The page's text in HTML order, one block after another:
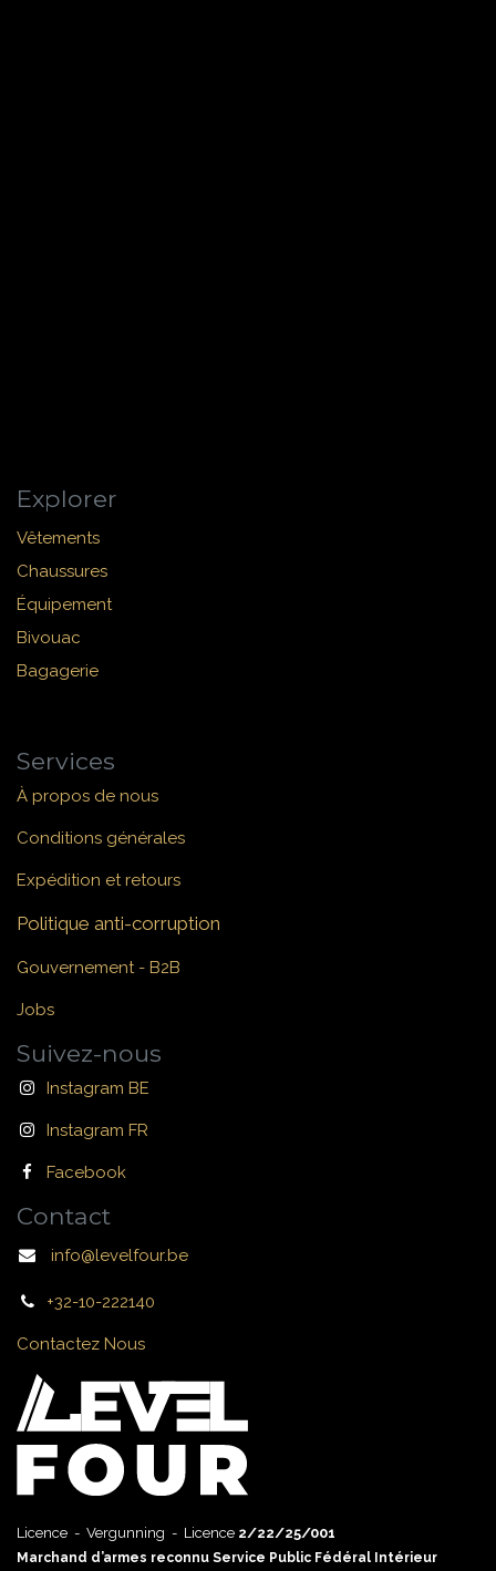
Explorer
Vêtements
Chaussures
Équipement
Bivouac
Bagagerie
Services
À propos de nous
Conditions générales
Expédition et retours
Politique anti-corruption
Gouvernement - B2B
Jobs
Suivez-nous
Instagram BE
Instagram FR
Facebook
Contact
info@levelfour.be
+32-10-222140
Contactez Nous
Licence - Vergunning - Licence 2/22/25/001
Marchand d’armes reconnu Service Public Fédéral Intérieur